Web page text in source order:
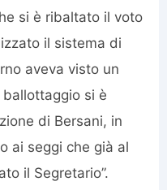
si è ribaltato il voto
il sistema di
aveva visto un
si è
di Bersani, in
ai seggi che già al
il Segretario”.